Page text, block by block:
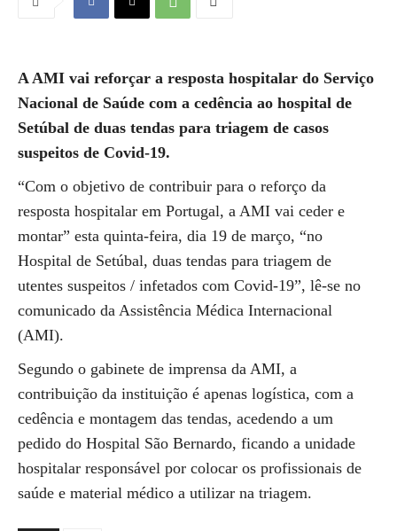
A AMI vai reforçar a resposta hospitalar do Serviço
Nacional de Saúde com a cedência ao hospital de
Setúbal de duas tendas para triagem de casos
suspeitos de Covid-19.
“Com o objetivo de contribuir para o reforço da
resposta hospitalar em Portugal, a AMI vai ceder e
montar” esta quinta-feira, dia 19 de março, “no
Hospital de Setúbal, duas tendas para triagem de
utentes suspeitos / infetados com Covid-19”, lê-se no
comunicado da Assistência Médica Internacional
(AMI).
Segundo o gabinete de imprensa da AMI, a
contribuição da instituição é apenas logística, com a
cedência e montagem das tendas, acedendo a um
pedido do Hospital São Bernardo, ficando a unidade
hospitalar responsável por colocar os profissionais de
saúde e material médico a utilizar na triagem.